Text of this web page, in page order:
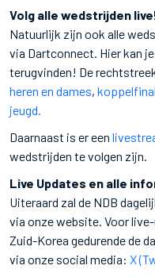
Volg alle wedstrijden
Natuurlijk zijn ook alle
via Dartconnect. Hier kan
terugvinden! De
heren en dames,
jeugd.
Daarnaast is er een
wedstrijden te volgen zijn.
Live Updates en alle
Uiteraard zal de NDB
via onze website. Voor
Zuid-Korea gedurende de
via onze social media: X